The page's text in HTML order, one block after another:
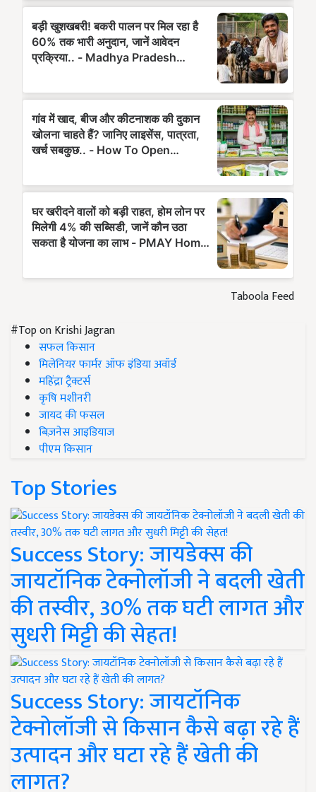
Taboola Feed
#Top on Krishi Jagran
सफल किसान
मिलेनियर फार्मर ऑफ इंडिया अवॉर्ड
महिंद्रा ट्रैक्टर्स
कृषि मशीनरी
जायद की फसल
बिज़नेस आइडियाज
पीएम किसान
Top Stories
Success Story: जायडेक्स की
जायटॉनिक टेक्नोलॉजी ने बदली खेती
की तस्वीर, 30% तक घटी लागत और
सुधरी मिट्टी की सेहत!
Success Story: जायटॉनिक
टेक्नोलॉजी से किसान कैसे बढ़ा रहे हैं
उत्पादन और घटा रहे हैं खेती की
लागत?